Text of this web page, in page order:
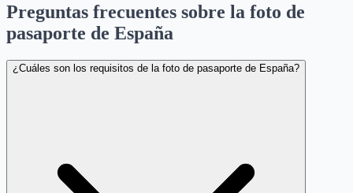
Preguntas frecuentes sobre la foto de
pasaporte de España
¿Cuáles son los requisitos de la foto de pasaporte de España?